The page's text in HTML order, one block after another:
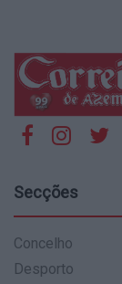
Secções
Concelho
Desporto